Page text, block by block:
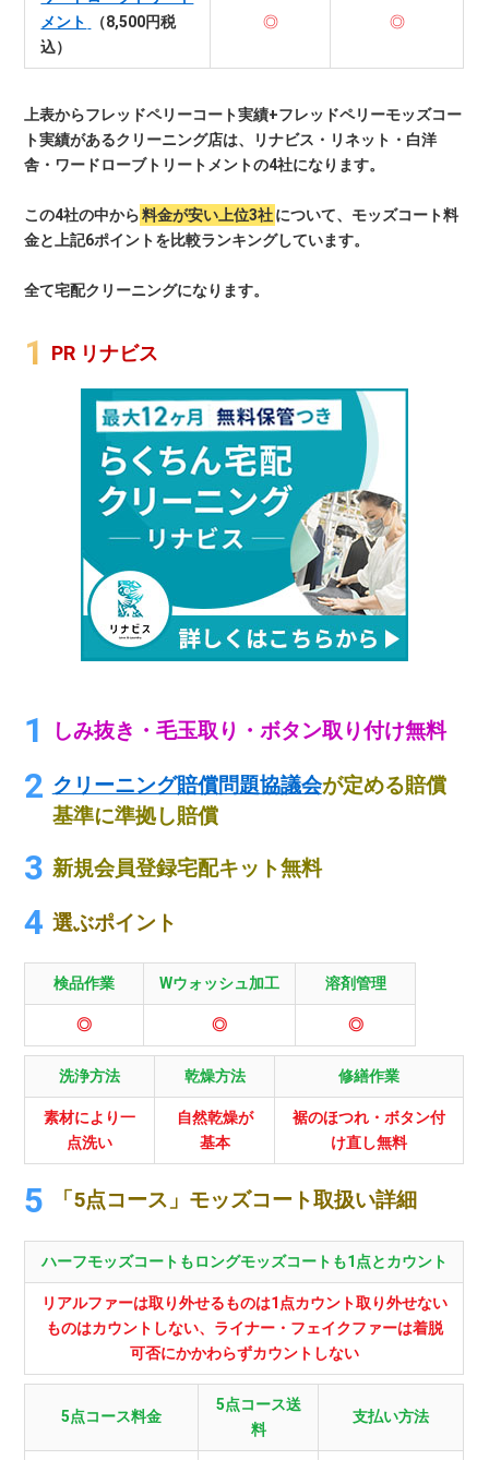
メント
（8,500円税
込）
◎ ◎
上表からフレッドペリーコート実績+フレッドペリーモッズコー
ト実績があるクリーニング店は、リナビス・リネット・白洋
舎・ワードローブトリートメントの4社になります。
この4社の中から 料金が安い上位3社について、モッズコート料
金と上記6ポイントを比較ランキングしています。
全て宅配クリーニングになります。
PR リナビス
しみ抜き・毛玉取り・ボタン取り付け無料
クリーニング賠償問題協議会が定める賠償
基準に準拠し賠償
新規会員登録宅配キット無料
選ぶポイント
検品作業 Wウォッシュ加工 溶剤管理
◎ ◎ ◎
洗浄方法 乾燥方法 修繕作業
素材により一
点洗い
自然乾燥が
基本
裾のほつれ・ボタン付
け直し無料
「5点コース」モッズコート取扱い詳細
ハーフモッズコートもロングモッズコートも1点とカウント
リアルファーは取り外せるものは1点カウント取り外せない
ものはカウントしない、ライナー・フェイクファーは着脱
可否にかかわらずカウントしない
5点コース料金
5点コース送
料
支払い方法